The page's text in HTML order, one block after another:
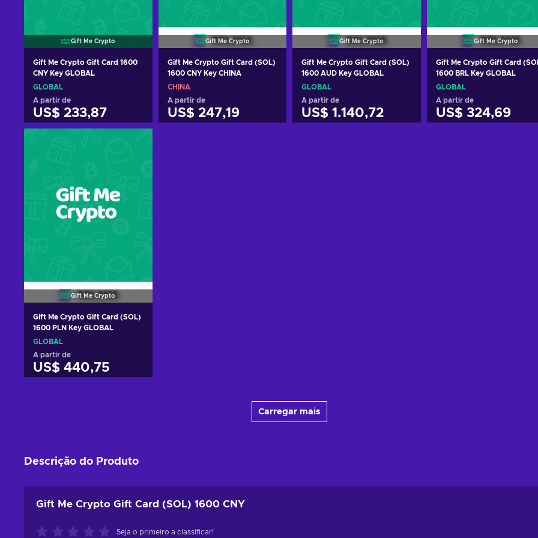
Gift Me Crypto
Gift Me Crypto Gift Card 1600
CNY Key GLOBAL
GLOBAL
A partir de
US$ 233,87
Gift Me Crypto
Gift Me Crypto Gift Card (SOL)
1600 CNY Key CHINA
CHINA
A partir de
US$ 247,19
Gift Me Crypto
Gift Me Crypto Gift Card (SOL)
1600 AUD Key GLOBAL
GLOBAL
A partir de
US$ 1.140,72
Gift Me Crypto
Gift Me Crypto Gift Card
1600 BRL Key GLOBAL
GLOBAL
A partir de
US$ 324,69
Gift Me Crypto
Gift Me Crypto Gift Card (SOL)
1600 PLN Key GLOBAL
GLOBAL
A partir de
US$ 440,75
Carregar mais
Descrição do Produto
Gift Me Crypto Gift Card (SOL) 1600 CNY
Seja o primeiro a classificar!